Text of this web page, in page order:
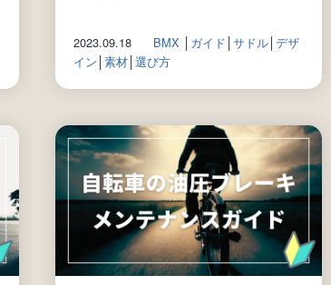
2023.09.18 BMX ガイド サドル デザ
イン 素材 選び方